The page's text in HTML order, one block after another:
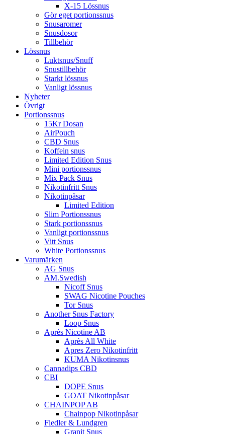
X-15 Lössnus
Gör eget portionssnus
Snusaromer
Snusdosor
Tillbehör
Lössnus
Luktsnus/Snuff
Snustillbehör
Starkt lössnus
Vanligt lössnus
Nyheter
Övrigt
Portionssnus
15Kr Dosan
AirPouch
CBD Snus
Koffein snus
Limited Edition Snus
Mini portionssnus
Mix Pack Snus
Nikotinfritt Snus
Nikotinpåsar
Limited Edition
Slim Portionssnus
Stark portionssnus
Vanligt portionssnus
Vitt Snus
White Portionssnus
Varumärken
AG Snus
AM.Swedish
Nicoff Snus
SWAG Nicotine Pouches
Tor Snus
Another Snus Factory
Loop Snus
Après Nicotine AB
Après All White
Apres Zero Nikotinfritt
KUMA Nikotinsnus
Cannadips CBD
CBI
DOPE Snus
GOAT Nikotinpåsar
CHAINPOP AB
Chainpop Nikotinpåsar
Fiedler & Lundgren
Granit Snus